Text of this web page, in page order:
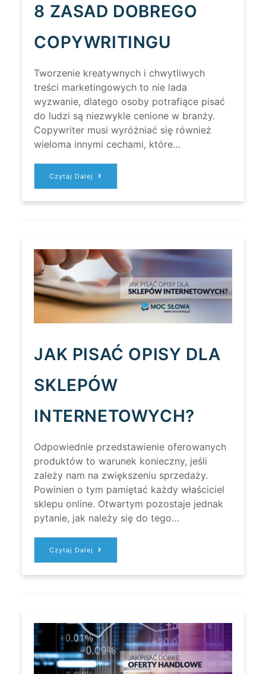
8 ZASAD DOBREGO
COPYWRITINGU
Tworzenie kreatywnych i chwytliwych
treści marketingowych to nie lada
wyzwanie, dlatego osoby potrafiące pisać
do ludzi są niezwykle cenione w branży.
Copywriter musi wyróżniać się również
wieloma innymi cechami, które…
Czytaj Dalej
8
DOBREGO
COPYWRITINGU
JAK PISAĆ OPISY DLA
SKLEPÓW
INTERNETOWYCH?
Odpowiednie przedstawienie oferowanych
produktów to warunek konieczny, jeśli
zależy nam na zwiększeniu sprzedaży.
Powinien o tym pamiętać każdy właściciel
sklepu online. Otwartym pozostaje jednak
pytanie, jak należy się do tego…
Czytaj Dalej
JAK
OPISY
DLA